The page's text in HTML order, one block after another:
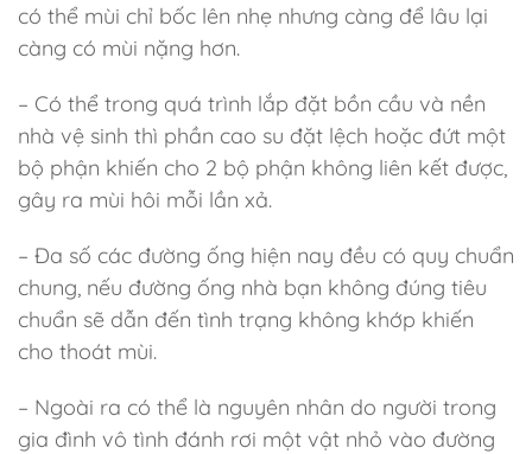
có thể mùi chỉ bốc lên nhẹ nhưng càng để lâu lại
càng có mùi nặng hơn.
– Có thể trong quá trình lắp đặt bồn cầu và nền
nhà vệ sinh thì phần cao su đặt lệch hoặc đứt một
bộ phận khiến cho 2 bộ phận không liên kết được,
gây ra mùi hôi mỗi lần xả.
– Đa số các đường ống hiện nay đều có quy chuẩn
chung, nếu đường ống nhà bạn không đúng tiêu
chuẩn sẽ dẫn đến tình trạng không khớp khiến
cho thoát mùi.
– Ngoài ra có thể là nguyên nhân do người trong
gia đình vô tình đánh rơi một vật nhỏ vào đường